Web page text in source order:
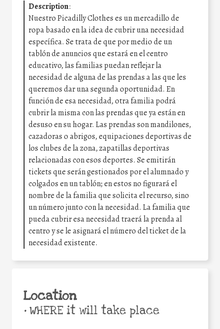
Description:
Nuestro Picadilly Clothes es un mercadillo de
ropa basado en la idea de cubrir una necesidad
específica. Se trata de que por medio de un
tablón de anuncios que estará en el centro
educativo, las familias puedan reflejar la
necesidad de alguna de las prendas a las que les
queremos dar una segunda oportunidad. En
función de esa necesidad, otra familia podrá
cubrir la misma con las prendas que ya están en
desuso en su hogar. Las prendas son mandilones,
cazadoras o abrigos, equipaciones deportivas de
los clubes de la zona, zapatillas deportivas
relacionadas con esos deportes. Se emitirán
tickets que serán gestionados por el alumnado y
colgados en un tablón; en estos no figurará el
nombre de la familia que solicita el recurso, sino
un número junto con la necesidad. La familia que
pueda cubrir esa necesidad traerá la prenda al
centro y se le asignará el número del ticket de la
necesidad existente.
Location
•WHERE it will take place